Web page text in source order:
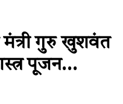
गुरु खुशवंत
पूजन…